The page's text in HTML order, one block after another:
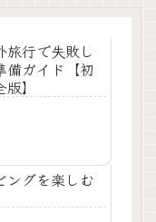
旅行で失敗し
備ガイド【初
】
ングを楽しむ